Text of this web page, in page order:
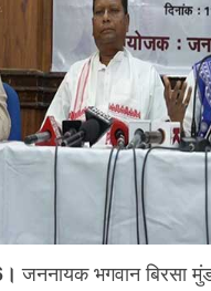
जननायक भगवान बिरसा